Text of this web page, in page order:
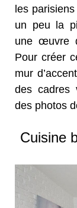
les
un peu la
une œuvre
Pour créer
mur
des cadres
des photos
Cuisine